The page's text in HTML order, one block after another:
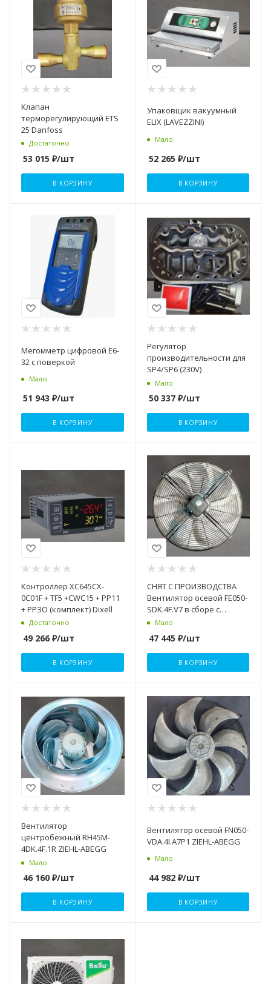
Клапан
терморегулирующий ETS
25 Danfoss
Достаточно
53 015 ₽/шт
В КОРЗИНУ
Упаковщик вакуумный
ELIX (LAVEZZINI)
Мало
52 265 ₽/шт
В КОРЗИНУ
Мегомметр цифровой Е6-
32 с поверкой
Мало
51 943 ₽/шт
В КОРЗИНУ
Регулятор
производительности для
SP4/SP6 (230V)
Мало
50 337₽/шт
В КОРЗИНУ
Контроллер XC645CX-
0C01F + TF5 +CWC15 + РР11
+ РРЗО (комплект) Dixell
Достаточно
49 266 ₽/шт
В КОРЗИНУ
СНЯТ С ПРОИЗВОДСТВА
Вентилятор осевой FE050-
SDK.4F.V7 в сборе с
крыльчат. ZIEHL-ABEGG
Мало
47 445 ₽/шт
В КОРЗИНУ
Вентилятор
центробежный RH45M-
4DK.4F.1R ZIEHL-ABEGG
Мало
46 160 ₽/шт
В КОРЗИНУ
Вентилятор осевой FN050-
VDA.4I.A7P1 ZIEHL-ABEGG
Мало
44 982₽/шт
В КОРЗИНУ